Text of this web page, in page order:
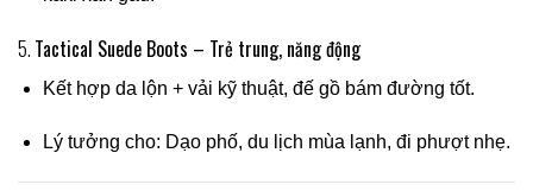
5. Tactical Suede Boots – Trẻ trung, năng động
Kết hợp da lộn + vải kỹ thuật, đế gồ bám đường tốt.
Lý tưởng cho: Dạo phố, du lịch mùa lạnh, đi phượt nhẹ.